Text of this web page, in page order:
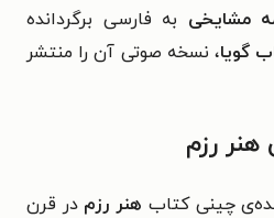
مشایخی به فارسی برگردانده
گویا، نسخه صوتی آن را منتشر
هنر رزم
چینی کتاب هنر رزم در قرن